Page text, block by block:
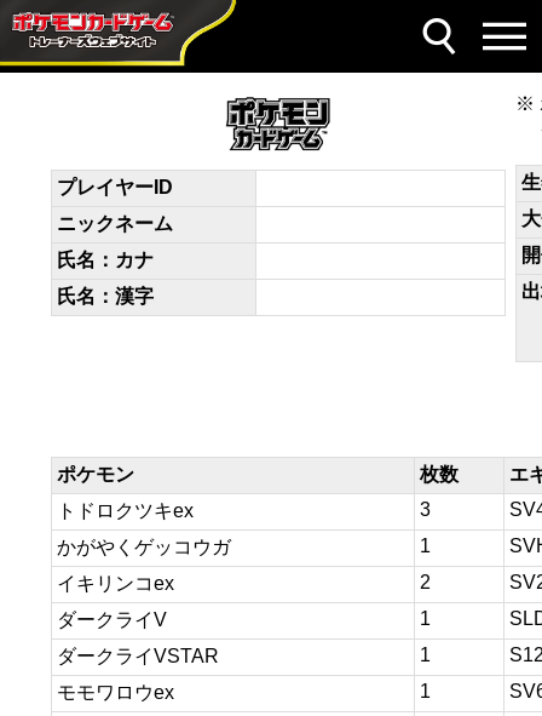
デッキコード
RMEpyX-211qPu-yMX2My
プレイヤーID
ニックネーム
氏名：カナ
氏名：漢字
ポケモン 枚数
エ
トドロクツキex
3
かがやくゲッコウガ
1
イキリンコex
2
ダークライV
1
ダークライVSTAR
1
モモワロウex
1